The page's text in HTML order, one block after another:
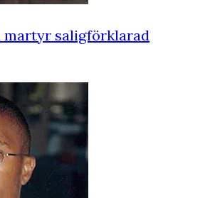
martyr saligförklarad